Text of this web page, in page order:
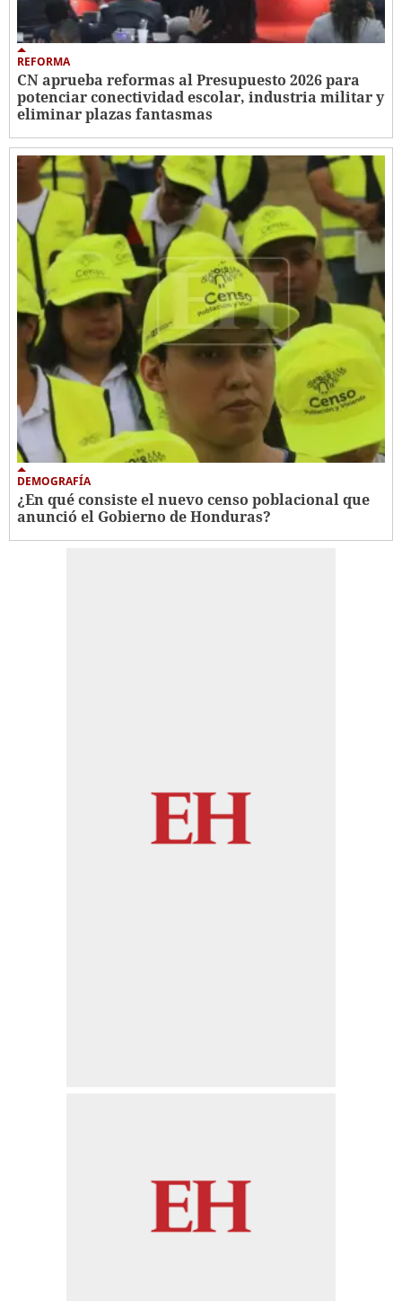
REFORMA
CN aprueba reformas al Presupuesto 2026 para
potenciar conectividad escolar, industria militar y
eliminar plazas fantasmas
DEMOGRAFÍA
¿En qué consiste el nuevo censo poblacional que
anunció el Gobierno de Honduras?